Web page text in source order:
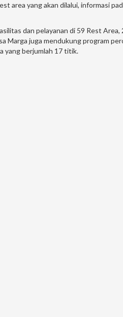
area yang akan dilalui, informasi
dan pelayanan di 59 Rest
Marga juga mendukung program
yang berjumlah 17 titik.